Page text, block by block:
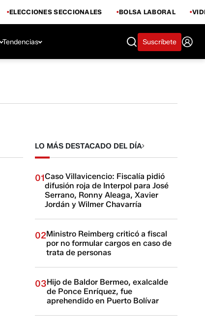
ELECCIONES SECCIONALES BOLSA LABORAL
Tendencias Suscríbete
LO MÁS DESTACADO DEL DÍA
01Caso Villavicencio: Fiscalía pidió
difusión roja de Interpol para José
Serrano, Ronny Aleaga, Xavier
Jordán y Wilmer Chavarría
02Ministro Reimberg criticó a fiscal
por no formular cargos en caso de
trata de personas
03Hijo de Baldor Bermeo, exalcalde
de Ponce Enríquez, fue
aprehendido en Puerto Bolívar